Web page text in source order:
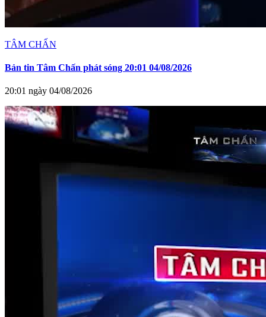
TÂM CHẤN
Bản tin Tâm Chấn phát sóng 20:01 04/08/2026
20:01 ngày 04/08/2026